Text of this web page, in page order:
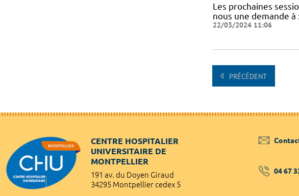
Les prochaines
nous une demande à
22/03/2024 11:06
PRÉCÉDENT
CENTRE HOSPITALIER
UNIVERSITAIRE DE
MONTPELLIER
191 av. du Doyen Giraud
34295 Montpellier cedex 5
04 67